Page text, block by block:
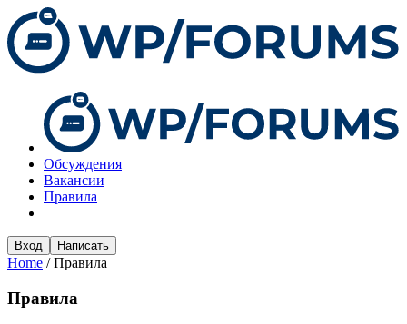
Обсуждения
Вакансии
Правила
Вход Написать
Home /Правила
Правила